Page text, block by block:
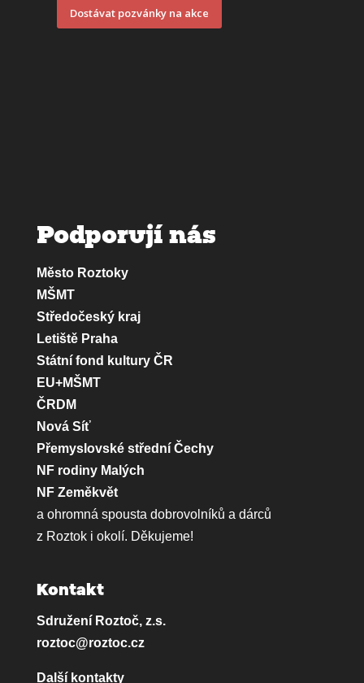
Dostávat pozvánky na akce
Podporují nás
Město Roztoky
MŠMT
Středočeský kraj
Letiště Praha
Státní fond kultury ČR
EU+MŠMT
ČRDM
Nová Síť
Přemyslovské střední Čechy
NF rodiny Malých
NF Zeměkvět
a ohromná spousta dobrovolníků a dárců
z Roztok i okolí. Děkujeme!
Kontakt
Sdružení Roztoč, z.s.
roztoc@roztoc.cz
Další kontakty